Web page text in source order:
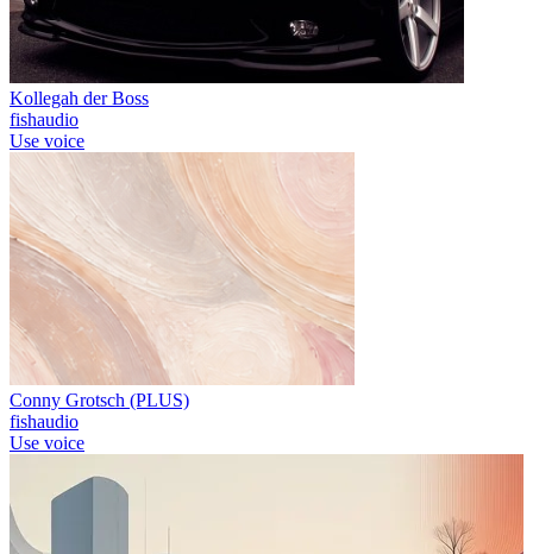
Kollegah der Boss
fishaudio
Use voice
Conny Grotsch (PLUS)
fishaudio
Use voice